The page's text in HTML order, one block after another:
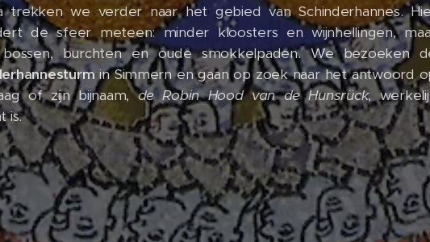
trekken we verder naar het gebied van Schinderhannes.
de sfeer meteen: minder kloosters en wijnhellingen,
burchten en oude smokkelpaden. We bezoeken
in Simmern en gaan op zoek naar het antwoord
of zijn bijnaam,de Robin Hood van de Hunsrück,
is.